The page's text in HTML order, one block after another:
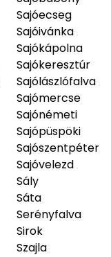
Sajóecseg
Sajóivánka
Sajókápolna
Sajókeresztúr
Sajólászlófalva
Sajómercse
Sajónémeti
Sajópüspöki
Sajószentpéter
Sajóvelezd
Sály
Sáta
Serényfalva
Sirok
Szajla